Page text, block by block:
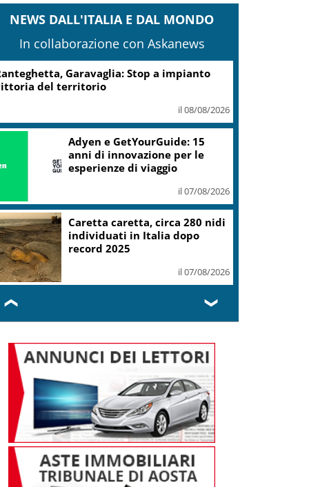
NEWS DALL'ITALIA E DAL MONDO
In collaborazione con Askanews
Garavaglia: Stop a impianto
del territorio
il 08/08/2026
Adyen e GetYourGuide: 15
anni di innovazione per le
esperienze di viaggio
il 07/08/2026
Caretta caretta, circa 280 nidi
individuati in Italia dopo
record 2025
il 07/08/2026
❮ ❯